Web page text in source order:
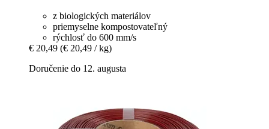
z biologických materiálov
priemyselne kompostovateľný
rýchlosť do 600 mm/s
€ 20,49 (€ 20,49 / kg)
Doručenie do 12. augusta